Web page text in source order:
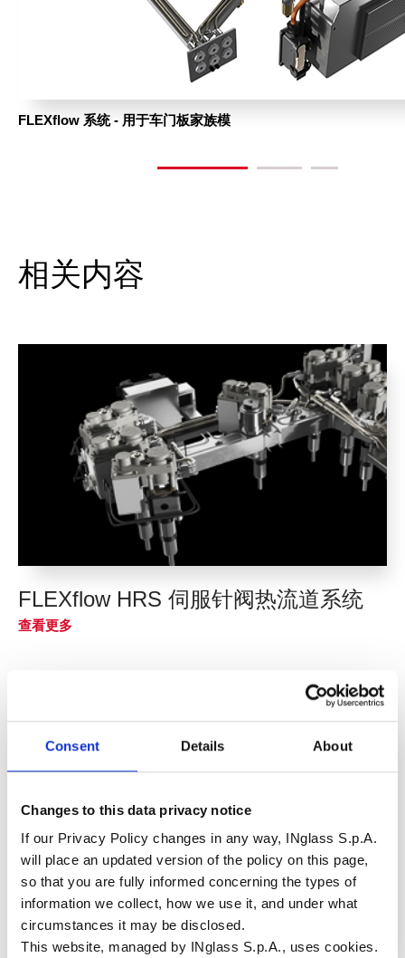
Consent Details About
Changes to this data privacy notice
If our Privacy Policy changes in any way, INglass S.p.A.
will place an updated version of the policy on this page,
so that you are fully informed concerning the types of
information we collect, how we use it, and under what
circumstances it may be disclosed.
This website, managed by INglass S.p.A., uses cookies.
FLEXflow 系统 - 用于车门板家族模
相关内容
FLEXflow HRS 伺服针阀热流道系统
查看更多